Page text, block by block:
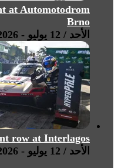
at Automotodrom
Brno
الأحد / 12 يوليو - 2026 / 6:04 مساءً
row at Interlagos
الأحد / 12 يوليو - 2026 / 5:17 مساءً